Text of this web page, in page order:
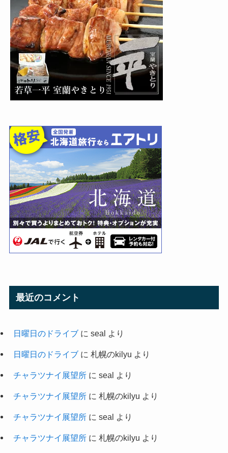
最近のコメント
日曜日のドライブに seal より
日曜日のドライブに 札幌のkilyu より
チャラツナイ展望所に seal より
チャラツナイ展望所に 札幌のkilyu より
チャラツナイ展望所に seal より
チャラツナイ展望所に 札幌のkilyu より